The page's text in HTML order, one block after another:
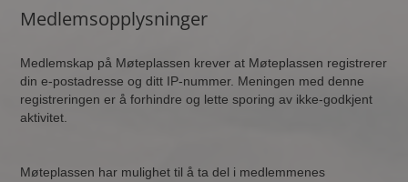
Medlemsopplysninger
Medlemskap på Møteplassen krever at Møteplassen registrerer
din e-postadresse og ditt IP-nummer. Meningen med denne
registreringen er å forhindre og lette sporing av ikke-godkjent
aktivitet.
Møteplassen har mulighet til å ta del i medlemmenes